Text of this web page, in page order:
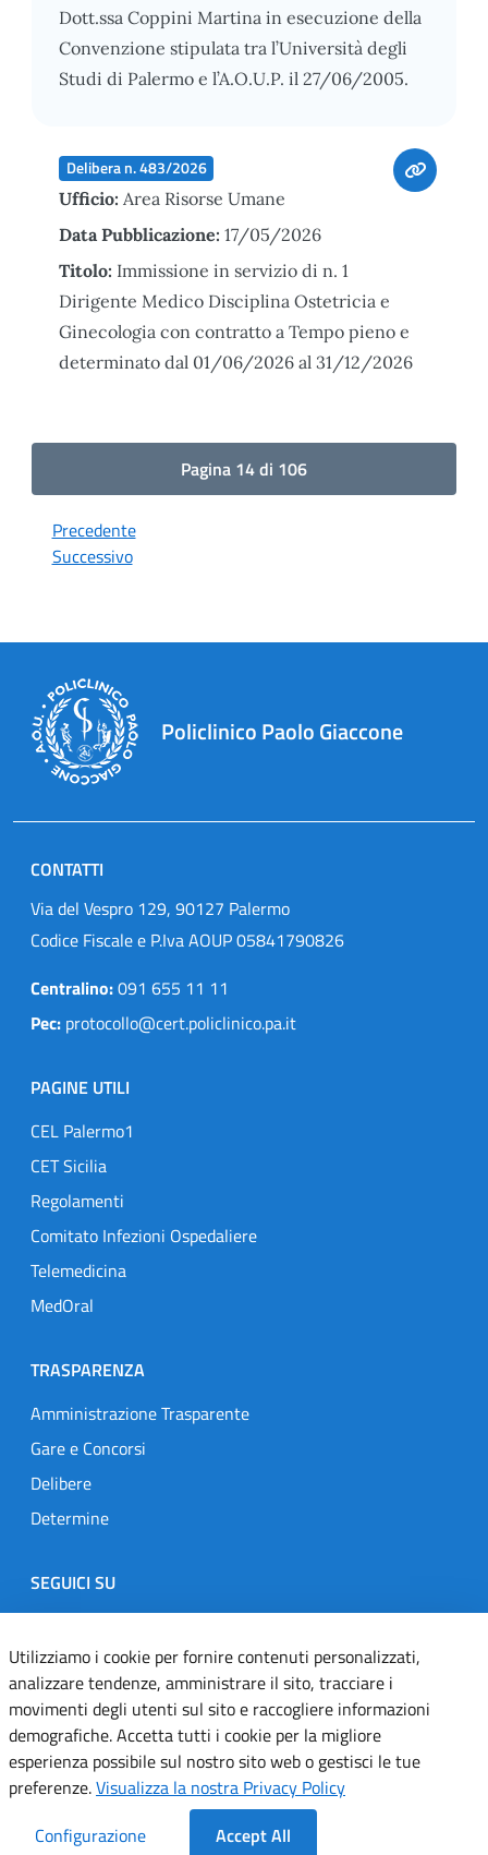
Dott.ssa Coppini Martina in esecuzione della
Convenzione stipulata tra l’Università degli
Studi di Palermo e l’A.O.U.P. il 27/06/2005.
Delibera n. 483/2026
Ufficio: Area Risorse Umane
Data Pubblicazione: 17/05/2026
Titolo: Immissione in servizio di n. 1
Dirigente Medico Disciplina Ostetricia e
Ginecologia con contratto a Tempo pieno e
determinato dal 01/06/2026 al 31/12/2026
Pagina 14 di 106
Precedente
Successivo
Policlinico Paolo Giaccone
CONTATTI
Via del Vespro 129, 90127 Palermo
Codice Fiscale e P.Iva AOUP 05841790826
Centralino:091 655 11 11
Pec: protocollo@cert.policlinico.pa.it
PAGINE UTILI
CEL Palermo1
CET Sicilia
Regolamenti
Comitato Infezioni Ospedaliere
Telemedicina
MedOral
TRASPARENZA
Amministrazione Trasparente
Gare e Concorsi
Delibere
Determine
SEGUICI SU
Designers Italia
TwitterInstagramYoutubeLinkedin
Dichiarazione di accessibilità
Informativa cookie
Utilizziamo i cookie per fornire contenuti personalizzati,
analizzare tendenze, amministrare il sito, tracciare i
movimenti degli utenti sul sito e raccogliere informazioni
demografiche. Accetta tutti i cookie per la migliore
esperienza possibile sul nostro sito web o gestisci le tue
preferenze.Visualizza la nostra Privacy Policy
Configurazione
Accept All